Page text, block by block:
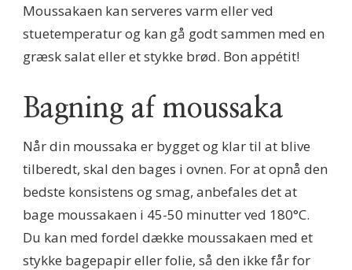
Moussakaen kan serveres varm eller ved
stuetemperatur og kan gå godt sammen med en
græsk salat eller et stykke brød. Bon appétit!
Bagning af moussaka
Når din moussaka er bygget og klar til at blive
tilberedt, skal den bages i ovnen. For at opnå den
bedste konsistens og smag, anbefales det at
bage moussakaen i 45-50 minutter ved 180°C.
Du kan med fordel dække moussakaen med et
stykke bagepapir eller folie, så den ikke får for